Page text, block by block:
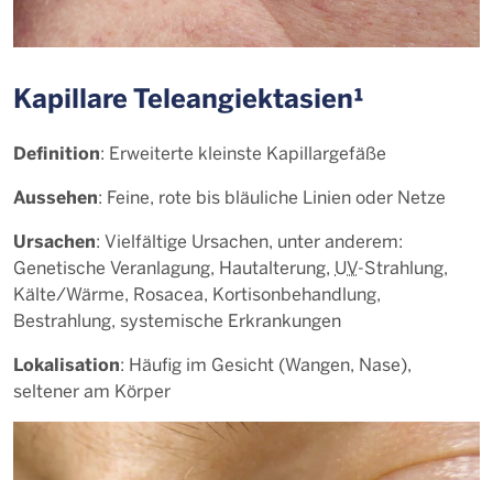
Kapillare Teleangiektasien¹
Definition: Erweiterte kleinste Kapillargefäße
Aussehen: Feine, rote bis bläuliche Linien oder Netze
Ursachen: Vielfältige Ursachen, unter anderem:
Genetische Veranlagung, Hautalterung, UV-Strahlung,
Kälte/Wärme, Rosacea, Kortisonbehandlung,
Bestrahlung, systemische Erkrankungen
Lokalisation: Häufig im Gesicht (Wangen, Nase),
seltener am Körper